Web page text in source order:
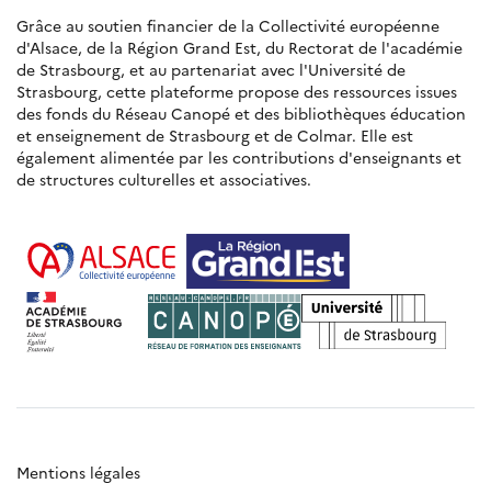
Grâce au soutien financier de la Collectivité européenne
d'Alsace, de la Région Grand Est, du Rectorat de l'académie
de Strasbourg, et au partenariat avec l'Université de
Strasbourg, cette plateforme propose des ressources issues
des fonds du Réseau Canopé et des bibliothèques éducation
et enseignement de Strasbourg et de Colmar. Elle est
également alimentée par les contributions d'enseignants et
de structures culturelles et associatives.
Mentions légales